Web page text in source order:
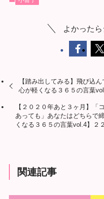
よかったら
【踏み出してみる】飛び込
心が軽くなる３６５の言葉
【２０２０年あと３ヶ月】「
あっても」あなたはどちらで
くなる３６５の言葉vol.4】２
関連記事